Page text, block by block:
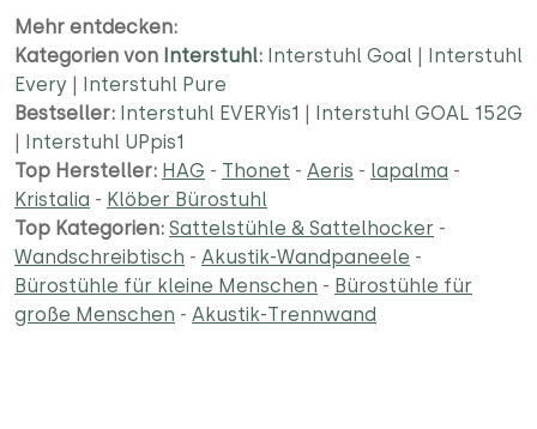
Mehr entdecken:
Kategorien von Interstuhl: Interstuhl Goal | Interstuhl
Every | Interstuhl Pure
Bestseller: Interstuhl EVERYis1 | Interstuhl GOAL 152G
| Interstuhl UPpis1
Top Hersteller: HAG - Thonet - Aeris - lapalma -
Kristalia - Klöber Bürostuhl
Top Kategorien: Sattelstühle & Sattelhocker -
Wandschreibtisch - Akustik-Wandpaneele -
Bürostühle für kleine Menschen - Bürostühle für
große Menschen - Akustik-Trennwand